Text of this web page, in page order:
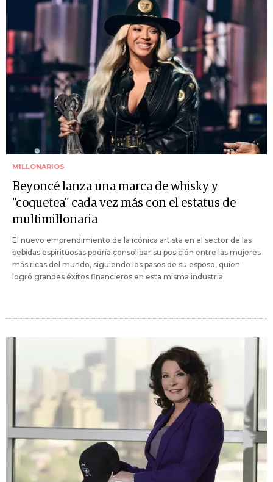
MILLONARIOS
Beyoncé lanza una marca de whisky y
"coquetea" cada vez más con el estatus de
multimillonaria
El nuevo emprendimiento de la icónica artista en el sector de las
bebidas espirituosas podría consolidar su posición entre las mujeres
más ricas del mundo, siguiendo los pasos de su esposo, quien
logró grandes éxitos financieros en esta misma industria.